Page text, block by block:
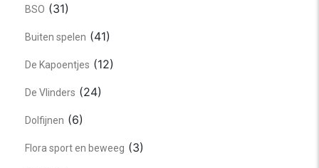
BSO (31)
Buiten spelen (41)
De Kapoentjes (12)
De Vlinders (24)
Dolfijnen (6)
Flora sport en beweeg (3)